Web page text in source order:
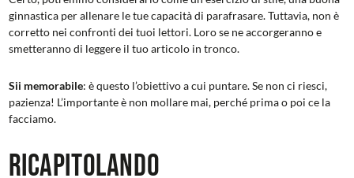
ginnastica per allenare le tue capacità di parafrasare. Tuttavia, non è
corretto nei confronti dei tuoi lettori. Loro se ne accorgeranno e
smetteranno di leggere il tuo articolo in tronco.
Sii memorabile: è questo l’obiettivo a cui puntare. Se non ci riesci,
pazienza! L’importante è non mollare mai, perché prima o poi ce la
facciamo.
Ricapitolando